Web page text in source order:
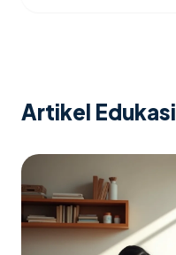
Artikel Edukasi